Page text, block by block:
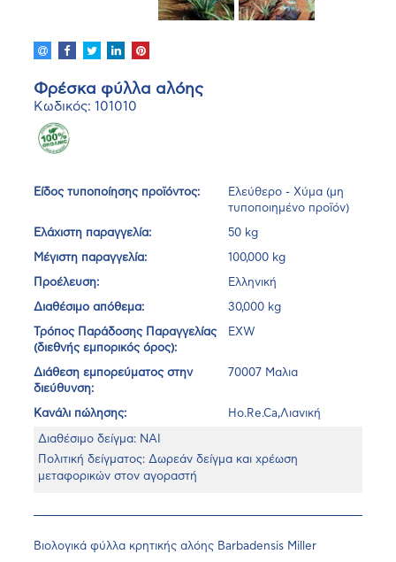
Φρέσκα φύλλα αλόης
Κωδικός: 101010
Είδος τυποποίησης προϊόντος:
Ελεύθερο - Χύμα (μη
τυποποιημένο προϊόν)
Ελάχιστη παραγγελία: 50 kg
Μέγιστη παραγγελία: 100,000 kg
Προέλευση: Ελληνική
Διαθέσιμο απόθεμα: 30,000 kg
Τρόπος Παράδοσης Παραγγελίας
(διεθνής εμπορικός όρος):
EXW
Διάθεση εμπορεύματος στην
διεύθυνση:
70007 Μαλια
Κανάλι πώλησης: Ho.Re.Ca,Λιανική
Διαθέσιμο δείγμα: ΝΑΙ
Πολιτική δείγματος: Δωρεάν δείγμα και χρέωση
μεταφορικών στον αγοραστή
Βιολογικά φύλλα κρητικής αλόης Barbadensis Miller